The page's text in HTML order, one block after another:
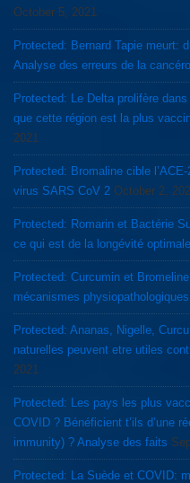
October 5, 2021
Protected: Bernard Tapie meurt:
Analyse des erreurs de la
Protected: Le Delta prolifère
que cette région est la plus
2021
Protected: Bromaline cible
virus SARS CoV 2 October 2,
Protected: Romarin et Bactérie
ce qui est de la longévité optimale
Protected: Curcumin et
mécanismes physiopathologiques
Protected: Ananas, Nigelle,
naturelles peuvent etre utiles
2021
Protected: Les pays les plus
COVID ? Bénéficient t’ils d’une
immunity) ? Analyse des faits
Protected: La Suède et COVID: